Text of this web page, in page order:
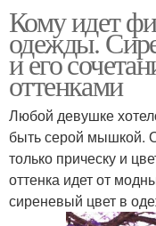
Кому идет
одежды.
и его
оттенками
Любой девушке
быть серой мышкой.
только прическу и
оттенка идет от
сиреневый цвет в